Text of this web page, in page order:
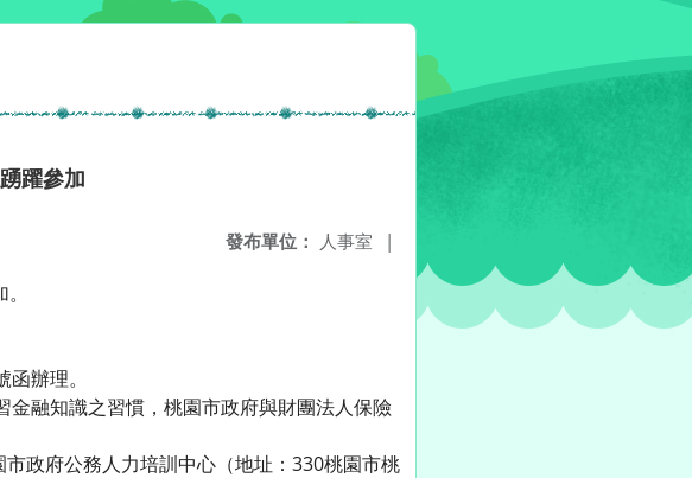
躍參加
發布單位： 人事室 |
辦理。
融知識之習慣，桃園市政府與財團法人保險
政府公務人力培訓中心（地址：330桃園市桃